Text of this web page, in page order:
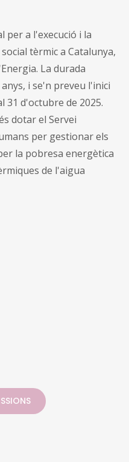
per a l'execució i la
tèrmic a Catalunya,
La durada
i se'n preveu l'inici
31 d'octubre de 2025.
dotar el Servei
per gestionar els
la pobresa energètica
de l'aigua